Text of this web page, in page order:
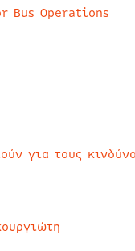
Bus Operations
για τους